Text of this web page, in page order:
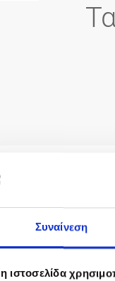
Συναίνεση
ιστοσελίδα